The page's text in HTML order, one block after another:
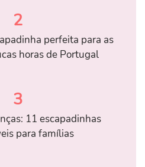
2
perfeita para as
horas de Portugal
3
11 escapadinhas
para famílias